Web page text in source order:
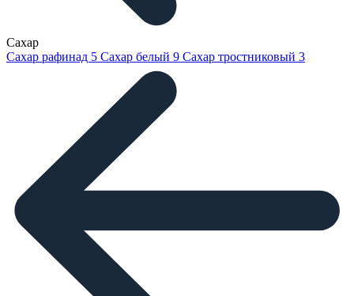
Сахар
Сахар рафинад 5 Сахар белый 9 Сахар тростниковый 3